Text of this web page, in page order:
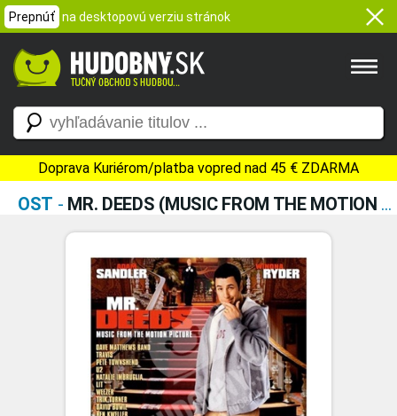
Prepnúť na desktopovú verziu stránok
Doprava Kuriérom/platba vopred nad 45 € ZDARMA
OST - MR. DEEDS (MUSIC FROM THE MOTION PICTURE)